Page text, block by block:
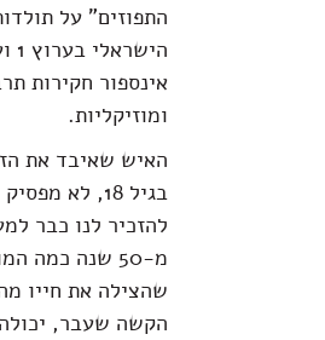
התפוזים" על
אינספור חקירות
ומוזיקליות.
האיש שאיבד את
בגיל 18, לא מפסיק
להזכיר לנו כבר
מ-50 שנה כמה
שהצילה את חייו
הקשה שעבר, יכולה